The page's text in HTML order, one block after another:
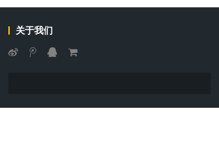
关于我们